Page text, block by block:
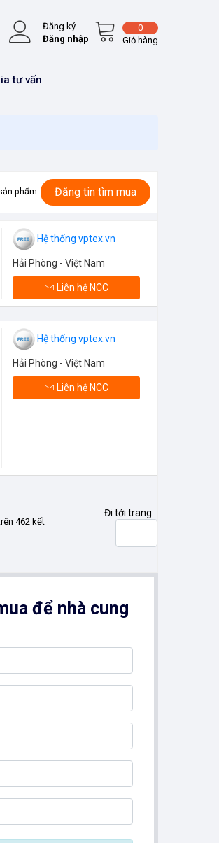
Đăng ký
Đăng nhập
0
Giỏ hàng
tư vấn
Đăng tin tìm mua
phẩm
Hệ thống vptex.vn
Hải Phòng - Việt Nam
Liên hệ NCC
Hệ thống vptex.vn
Hải Phòng - Việt Nam
Liên hệ NCC
462 kết
Đi tới trang
để nhà cung